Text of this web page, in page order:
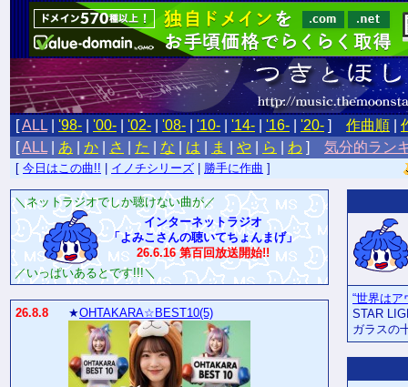
[ALL '98- '00- '02- '08- '10- '14- '16- '20- ] 作曲順
[ALL あ か さ た な は ま や ら わ ] 気分的ラン
[ 今日はこの曲!! イノチシリーズ 勝手に作曲 ]
＼ネットラジオでしか聴けない曲が／
インターネットラジオ
「よみこさんの聴いてちょんまげ」
26.6.16 第百回放送開始!!
／いっぱいあるとです!!!＼
26.8.8 ★OHTAKARA☆BEST10(5)
“世界はア
STAR
ガラスの